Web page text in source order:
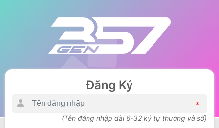
Đăng Ký
(Tên đăng nhập dài 6-32 ký tự thường và số)
*